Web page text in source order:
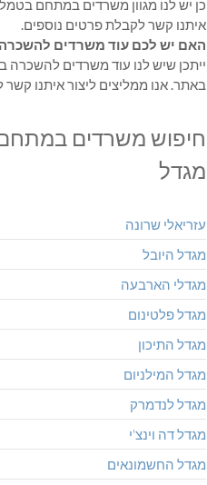
כן יש לנו מגוון משרדים במתחם
איתנו קשר לקבלת פרטים נוספים.
האם יש לכם עוד משרדים
ייתכן שיש לנו עוד משרדים להשכרה
באתר. אנו ממליצים ליצור איתנו קשר
חיפוש משרדים
מגדל
עזריאלי שרונה
מגדל היובל
מגדלי הארבעה
מגדל פלטינום
מגדל התיכון
מגדל המילניום
מגדל לנדמרק
מגדל דה וינצ'י
מגדל החשמונאים